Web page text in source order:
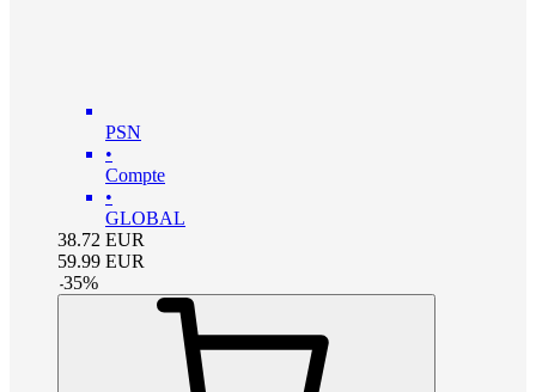
PSN
•
Compte
•
GLOBAL
38.72 EUR
59.99 EUR
-35%